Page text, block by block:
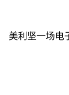
美利坚一场电